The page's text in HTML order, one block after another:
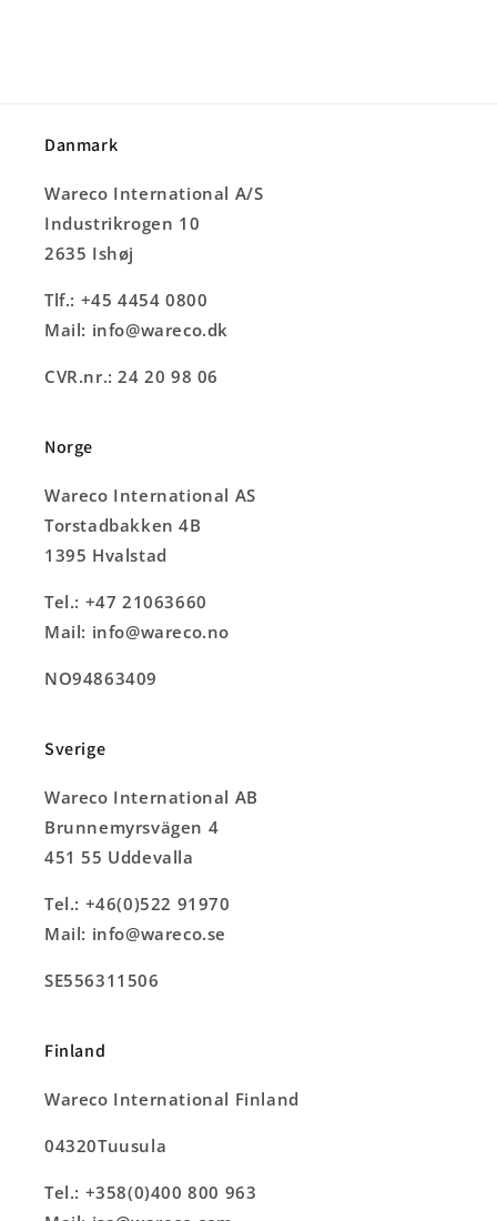
Danmark
Wareco International A/S
Industrikrogen 10
2635 Ishøj
Tlf.: +45 4454 0800
Mail: info@wareco.dk
CVR.nr.: 24 20 98 06
Norge
Wareco International AS
Torstadbakken 4B
1395 Hvalstad
Tel.: +47 21063660
Mail: info@wareco.no
NO94863409
Sverige
Wareco International AB
Brunnemyrsvägen 4
451 55 Uddevalla
Tel.: +46(0)522 91970
Mail: info@wareco.se
SE556311506
Finland
Wareco International Finland
04320Tuusula
Tel.: +358(0)400 800 963